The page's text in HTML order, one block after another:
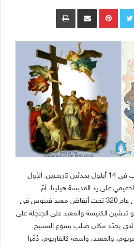
Pinterestمشاركة عبر البريد طباعة
يُحتفل بعيد ارتفاع الصليب في 14 أيلول بحدثين تاريخيين: الأول
على يد القديسة هيلينا، أمّ
الامبراطور قسطنطين في عام 320 تحت أنقاض معبد فينوس في
تدشين الكنيسة والمعبد على الجلجلة على
والمعبد، واسمه كالفاريوم، دُمّرا